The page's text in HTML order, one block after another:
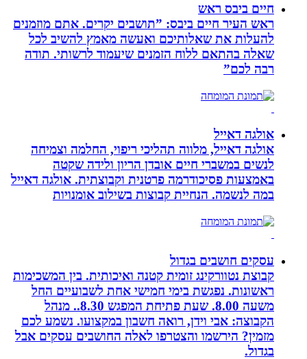
חיים ביבס ראש
ראש העיר חיים ביבס: ”תושבים יקרים. אתם מוזמנים
להעלות את שאלותיכם ואעשה מאמץ להשיב לכל
שאלה בהתאם ללוח הזמנים שיעמוד לרשותי. תודה
רבה לכם”
אולגה דאייל
אולגה דאייל, מלווה תהליכי ריפוי, החלמה וצמיחה
לנשים במשברי חיים אובדן הריון ולידה שקטה
באמצעות פסיכודרמה פרטנית וקבוצתית. אולגה דאייל
במה לנשמה. ‏הנחיית קבוצות בשילוב אומנויות‏
עסקים חושבים בגדול
קבוצת נטוורקינג זומית קטנה ואיכותית. בין המשכימות
ראשונות. נפגשת בימי חמישי אחת לשבועיים החל
משעה 8.00. שעת פתיחת המפגש 8.30.. מנהל
הקבוצה: אבי וידן, רואה חשבון במקצועו. נשמע לכם
מזמין? הירשמו והצטרפו לאלה החושבים עסקים אבל
בגדול.